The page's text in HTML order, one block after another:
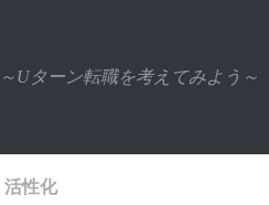
～Uターン転職を考えてみよう～
活性化